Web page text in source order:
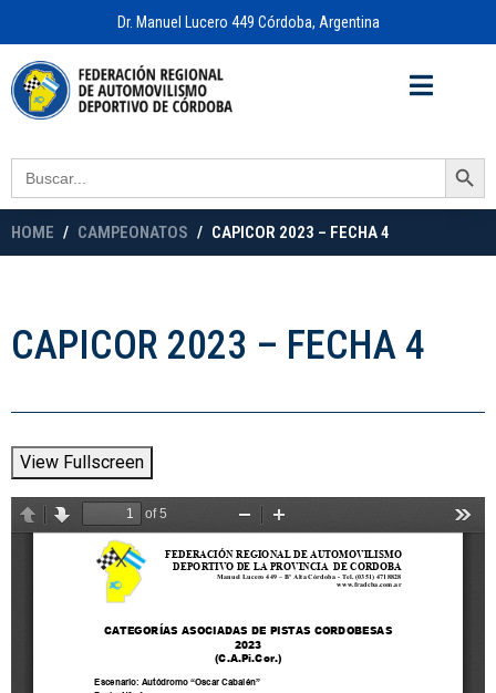
Dr. Manuel Lucero 449 Córdoba, Argentina
Search
for:
Search Button
HOME CAMPEONATOS CAPICOR 2023 – FECHA 4
CAPICOR 2023 – FECHA 4
View Fullscreen